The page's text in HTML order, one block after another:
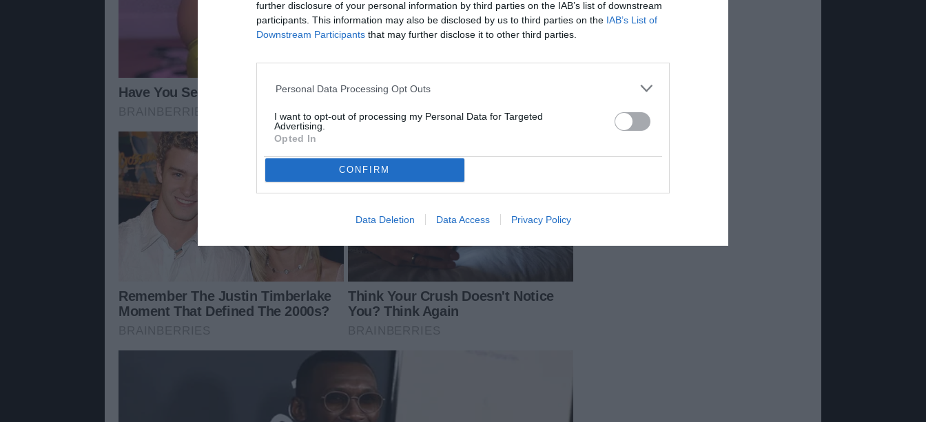
further disclosure of your personal information by third parties on the IAB’s list of downstream
participants. This information may also be disclosed by us to third parties on the IAB’s List of
Downstream Participants that may further disclose it to other third parties.
Personal Data Processing Opt Outs
I want to opt-out of processing my Personal Data for Targeted
Advertising.
Opted In
CONFIRM
Data Deletion Data Access Privacy Policy